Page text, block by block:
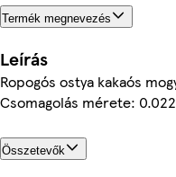
Termék megnevezés
Leírás
Ropogós ostya kakaós
Csomagolás mérete:
Összetevők